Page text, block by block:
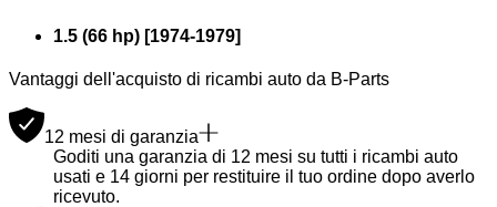
1.5 (66 hp) [1974-1979]
Vantaggi dell'acquisto di ricambi auto da B-Parts
12 mesi di garanzia
Goditi una garanzia di 12 mesi su tutti i ricambi auto
usati e 14 giorni per restituire il tuo ordine dopo averlo
ricevuto.